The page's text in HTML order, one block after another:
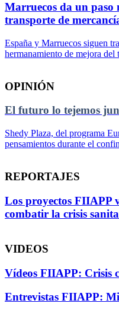
Marruecos da un paso
transporte de
España y Marruecos siguen
hermanamiento de mejora del
OPINIÓN
El futuro lo tejemos
Shedy Plaza, del programa
pensamientos durante el
REPORTAJES
Los proyectos FIIAPP
combatir la crisis
VIDEOS
Vídeos FIIAPP: Crisis
Entrevistas FIIAPP: